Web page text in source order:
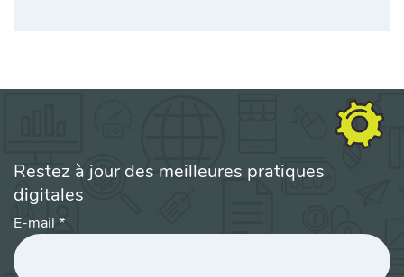
Restez à jour des meilleures pratiques
digitales
E-mail *